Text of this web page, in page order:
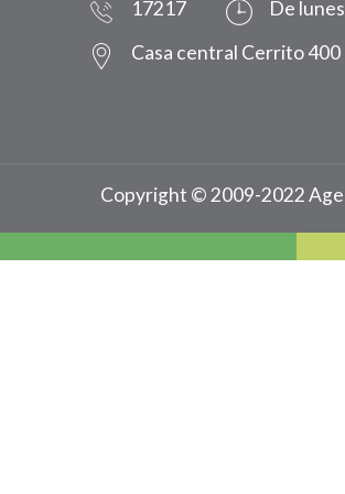
17217
De
Casa central Cerrito
Copyright © 2009-2022